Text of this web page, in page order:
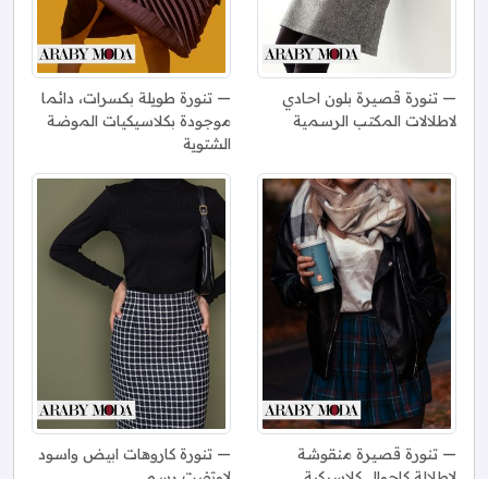
تنورة قصيرة بلون احادي
لاطلالات المكتب الرسمية
تنورة طويلة بكسرات، دائما
موجودة بكلاسيكيات الموضة
الشتوية
تنورة قصيرة منقوشة
تنورة كاروهات ابيض واسود